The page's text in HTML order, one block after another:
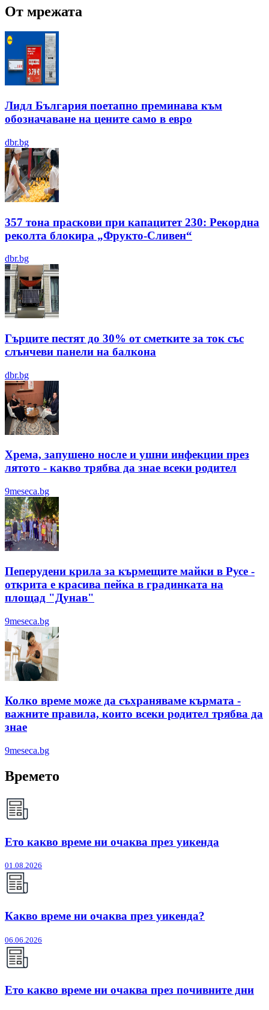
От мрежата
Лидл България поетапно преминава към
обозначаване на цените само в евро
dbr.bg
357 тона праскови при капацитет 230: Рекордна
реколта блокира „Фрукто-Сливен“
dbr.bg
Гърците пестят до 30% от сметките за ток със
слънчеви панели на балкона
dbr.bg
Хрема, запушено носле и ушни инфекции през
лятотo - какво трябва да знае всеки родител
9meseca.bg
Пеперудени крила за кърмещите майки в Русе -
открита е красива пейка в градинката на
площад "Дунав"
9meseca.bg
Колко време може да съхраняваме кърмата -
важните правила, които всеки родител трябва да
знае
9meseca.bg
Времето
Ето какво време ни очаква през уикенда
01.08.2026
Какво време ни очаква през уикенда?
06.06.2026
Ето какво време ни очаква през почивните дни